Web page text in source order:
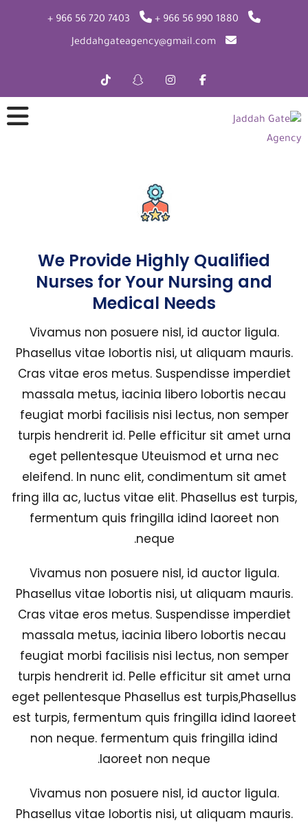
1880 990 56 966 +
7403 720 56 966 +
Jeddahgateagency@gmail.com
We Provide Highly Qualified
Nurses for Your Nursing and
Medical Needs
Vivamus non posuere nisl, id auctor ligula.
Phasellus vitae lobortis nisi, ut aliquam mauris.
Cras vitae eros metus. Suspendisse imperdiet
massala metus, iacinia libero lobortis necau
feugiat morbi facilisis nisi lectus, non semper
turpis hendrerit id. Pelle efficitur sit amet urna
eget pellentesque Uteuismod et urna nec
eleifend. In nunc elit, condimentum sit amet
fring illa ac, luctus vitae elit. Phasellus est turpis,
fermentum quis fringilla idind laoreet non
neque.
Vivamus non posuere nisl, id auctor ligula.
Phasellus vitae lobortis nisi, ut aliquam mauris.
Cras vitae eros metus. Suspendisse imperdiet
massala metus, iacinia libero lobortis necau
feugiat morbi facilisis nisi lectus, non semper
turpis hendrerit id. Pelle efficitur sit amet urna
eget pellentesque Phasellus est turpis,Phasellus
est turpis, fermentum quis fringilla idind laoreet
non neque. fermentum quis fringilla idind
laoreet non neque.
Vivamus non posuere nisl, id auctor ligula.
Phasellus vitae lobortis nisi, ut aliquam mauris.